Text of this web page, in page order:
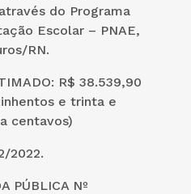
do Programa
Escolar – PNAE,
RN.
R$ 38.539,90
e trinta e
centavos)
2022.
PÚBLICA Nº